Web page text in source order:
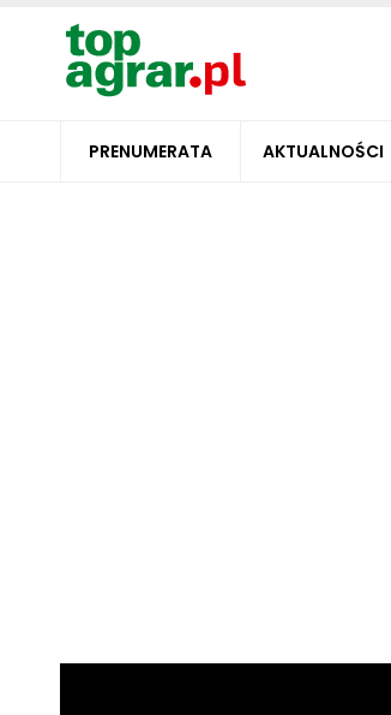
PRENUMERATA AKTUALNOŚCI